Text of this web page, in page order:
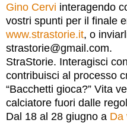
Gino Cervi interagendo
vostri spunti per il finale
www.strastorie.it, o
strastorie@gmail.com.
StraStorie. Interagisci
contribuisci al processo
“Bacchetti gioca?” Vita
calciatore fuori dalle
Dal 18 al 28 giugno a Da